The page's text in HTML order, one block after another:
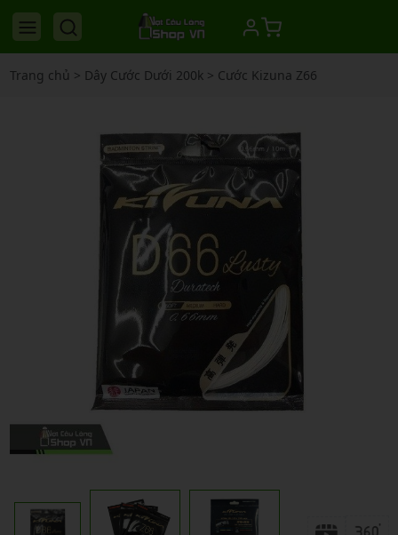
Trang chủ > Dây Cước Dưới 200k> Cước Kizuna Z66